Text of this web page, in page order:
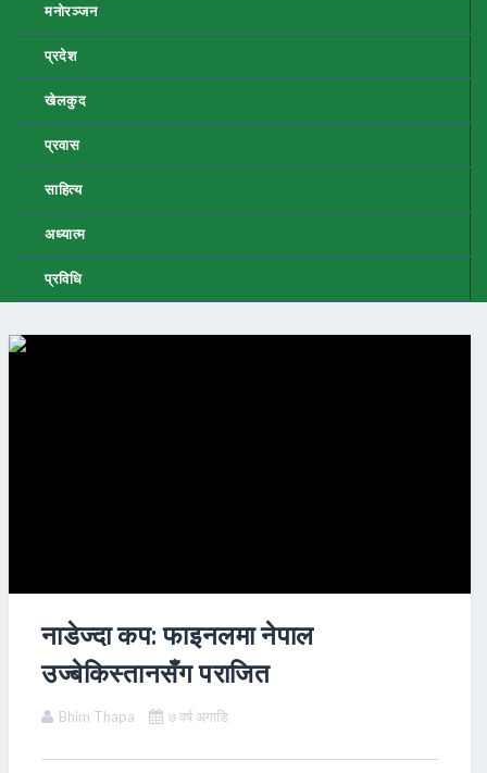
मनोरञ्जन
प्रदेश
खेलकुद
प्रवास
साहित्य
अध्यात्म
प्रविधि
नाडेज्दा कप: फाइनलमा नेपाल
उज्बेकिस्तानसँग पराजित
Bhim Thapa ७ वर्ष अगाडि